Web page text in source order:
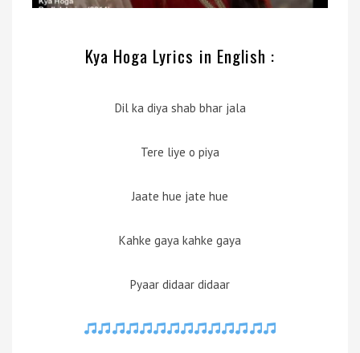
Kya Hoga Lyrics in English :
Dil ka diya shab bhar jala
Tere liye o piya
Jaate hue jate hue
Kahke gaya kahke gaya
Pyaar didaar didaar